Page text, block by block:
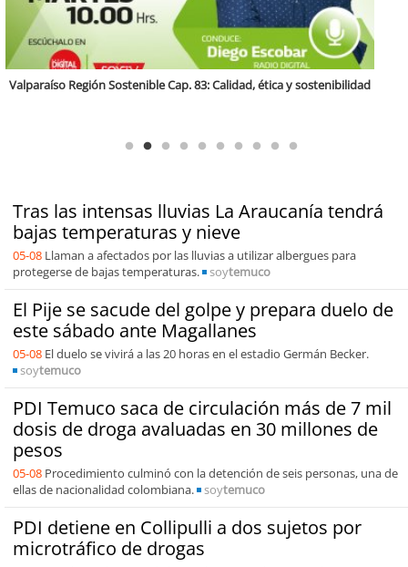
Tras las intensas lluvias La Araucanía tendrá
bajas temperaturas y nieve
05-08 Llaman a afectados por las lluvias a utilizar albergues para
protegerse de bajas temperaturas.
soytemuco
El Pije se sacude del golpe y prepara duelo de
este sábado ante Magallanes
05-08 El duelo se vivirá a las 20 horas en el estadio Germán Becker.
soytemuco
PDI Temuco saca de circulación más de 7 mil
dosis de droga avaluadas en 30 millones de
pesos
05-08 Procedimiento culminó con la detención de seis personas, una de
ellas de nacionalidad colombiana.
soytemuco
PDI detiene en Collipulli a dos sujetos por
microtráfico de drogas